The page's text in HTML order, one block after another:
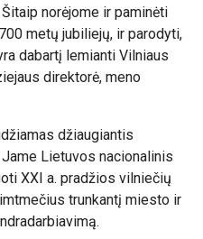
norėjome ir paminėti
metų jubiliejų, ir parodyti,
dabartį lemianti Vilniaus
direktorė, meno
džiaugiantis
Lietuvos nacionalinis
XXI a. pradžios vilniečių
trunkantį miesto ir